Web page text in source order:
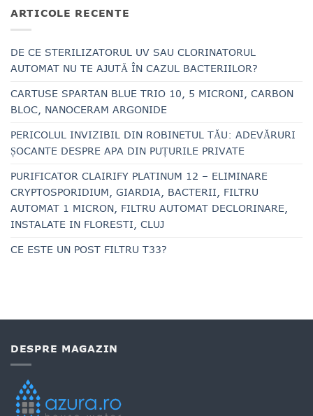
ARTICOLE RECENTE
DE CE STERILIZATORUL UV SAU CLORINATORUL
AUTOMAT NU TE AJUTĂ ÎN CAZUL BACTERIILOR?
CARTUSE SPARTAN BLUE TRIO 10, 5 MICRONI, CARBON
BLOC, NANOCERAM ARGONIDE
PERICOLUL INVIZIBIL DIN ROBINETUL TĂU: ADEVĂRURI
ȘOCANTE DESPRE APA DIN PUȚURILE PRIVATE
PURIFICATOR CLAIRIFY PLATINUM 12 – ELIMINARE
CRYPTOSPORIDIUM, GIARDIA, BACTERII, FILTRU
AUTOMAT 1 MICRON, FILTRU AUTOMAT DECLORINARE,
INSTALATE IN FLORESTI, CLUJ
CE ESTE UN POST FILTRU T33?
DESPRE MAGAZIN